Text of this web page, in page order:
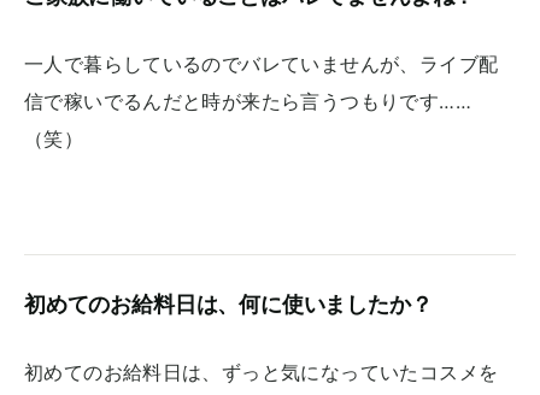
一人で暮らしているのでバレていませんが、ライブ配
信で稼いでるんだと時が来たら言うつもりです……
（笑）
初めてのお給料日は、何に使いましたか？
初めてのお給料日は、ずっと気になっていたコスメを